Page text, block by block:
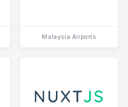
Malaysia Airports